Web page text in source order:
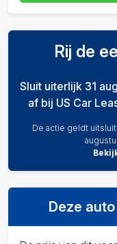
Rij de
Sluit uiterlijk 31
af bij US Car
De actie geldt
Deze